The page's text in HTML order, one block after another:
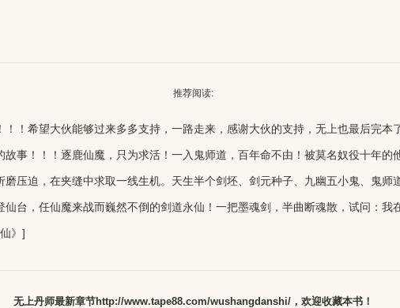
推荐阅读:
希望大伙能够过来多多支持，一路走来，感谢大伙的支持，无上也最后完本
事！！！逐鹿仙魔，只为求活！一入鬼师道，百年命不由！被莫名奴役十年的
压迫，在夹缝中求取一线生机。天生半个剑坯、剑元种子、九幽五小鬼、鬼师
台，任仙魔来战而巍然不倒的剑道永仙！一把墨魂剑，半曲断魂散，试问：我
》]
无上丹师最新章节http://www.tape88.com/wushangdanshi/，欢迎收藏本书！